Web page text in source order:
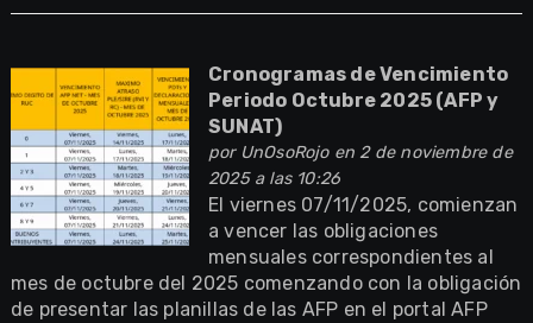
Cronogramas de Vencimiento
Periodo Octubre 2025 (AFP y
SUNAT)
por UnOsoRojoen 2 de noviembre de
2025 a las 10:26
El viernes 07/11/2025, comienzan
a vencer las obligaciones
mensuales correspondientes al
mes de octubre del 2025 comenzando con la obligación
de presentar las planillas de las AFP en el portal AFP